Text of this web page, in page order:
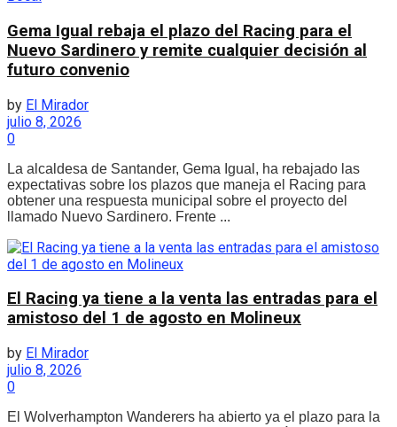
Gema Igual rebaja el plazo del Racing para el
Nuevo Sardinero y remite cualquier decisión al
futuro convenio
by El Mirador
julio 8, 2026
0
La alcaldesa de Santander, Gema Igual, ha rebajado las
expectativas sobre los plazos que maneja el Racing para
obtener una respuesta municipal sobre el proyecto del
llamado Nuevo Sardinero. Frente ...
El Racing ya tiene a la venta las entradas para el
amistoso del 1 de agosto en Molineux
by El Mirador
julio 8, 2026
0
El Wolverhampton Wanderers ha abierto ya el plazo para la